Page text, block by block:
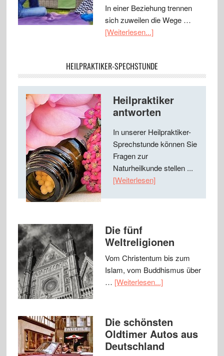
In einer Beziehung trennen
sich zuweilen die Wege …
[Weiterlesen...]
HEILPRAKTIKER-SPECHSTUNDE
Heilpraktiker
antworten
In unserer Heilpraktiker-
Sprechstunde können Sie
Fragen zur
Naturheilkunde stellen ...
[Weiterlesen]
Die fünf
Weltreligionen
Vom Christentum bis zum
Islam, vom Buddhismus über
… [Weiterlesen...]
Die schönsten
Oldtimer Autos aus
Deutschland